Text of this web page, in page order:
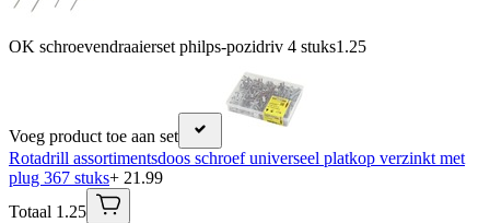
OK schroevendraaierset philps-pozidriv 4 stuks1.25
Voeg product toe aan set
Rotadrill assortimentsdoos schroef universeel platkop verzinkt met
plug 367 stuks+ 21.99
Totaal 1.25